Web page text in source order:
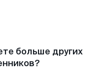
больше других